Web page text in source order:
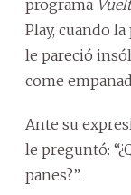
programa
Play, cuando
le pareció
come
Ante su
le preguntó:
panes?”.